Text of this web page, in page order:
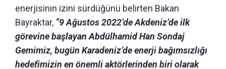
enerjisinin izini sürdüğünü belirten Bakan
Bayraktar, “9 Ağustos 2022’de Akdeniz’de ilk
görevine başlayan Abdülhamid Han Sondaj
Gemimiz, bugün Karadeniz’de enerji bağımsızlığı
hedefimizin en önemli aktörlerinden biri olarak